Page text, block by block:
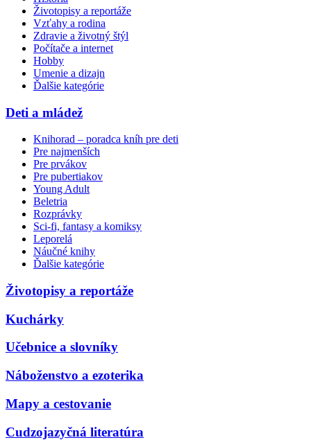
Životopisy a reportáže
Vzťahy a rodina
Zdravie a životný štýl
Počítače a internet
Hobby
Umenie a dizajn
Ďalšie kategórie
Deti a mládež
Knihorad – poradca kníh pre deti
Pre najmenších
Pre prvákov
Pre pubertiakov
Young Adult
Beletria
Rozprávky
Sci-fi, fantasy a komiksy
Leporelá
Náučné knihy
Ďalšie kategórie
Životopisy a reportáže
Kuchárky
Učebnice a slovníky
Náboženstvo a ezoterika
Mapy a cestovanie
Cudzojazyčná literatúra